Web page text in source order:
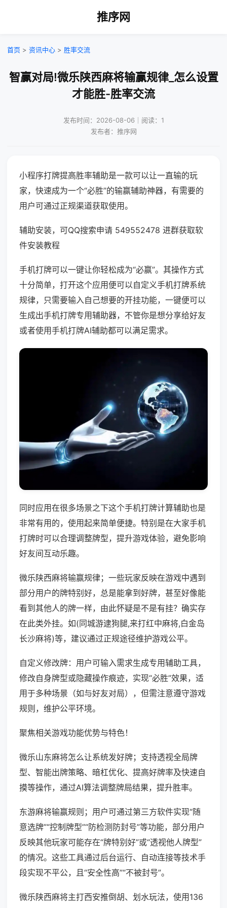
推序网
首页 > 资讯中心 > 胜率交流
智赢对局!微乐陕西麻将输赢规律_怎么设置
才能胜-胜率交流
发布时间：2026-08-06｜阅读：1
发布者：推序网
小程序打牌提高胜率辅助是一款可以让一直输的玩
家，快速成为一个“必胜”的输赢辅助神器，有需要的
用户可通过正规渠道获取使用。
辅助安装，可QQ搜索申请 549552478 进群获取软
件安装教程
手机打牌可以一键让你轻松成为“必赢”。其操作方式
十分简单，打开这个应用便可以自定义手机打牌系统
规律，只需要输入自己想要的开挂功能，一键便可以
生成出手机打牌专用辅助器，不管你是想分享给好友
或者使用手机打牌AI辅助都可以满足需求。
同时应用在很多场景之下这个手机打牌计算辅助也是
非常有用的，使用起来简单便捷。特别是在大家手机
打牌时可以合理调整牌型，提升游戏体验，避免影响
好友间互动乐趣。
微乐陕西麻将输赢规律；一些玩家反映在游戏中遇到
部分用户的牌特别好，总是能拿到好牌，甚至好像能
看到其他人的牌一样，由此怀疑是不是有挂？确实存
在此类外挂。如(同城游逮狗腿,来打红中麻将,白金岛
长沙麻将)等，建议通过正规途径维护游戏公平。
自定义修改牌：用户可输入需求生成专用辅助工具，
修改自身牌型或隐藏操作痕迹，实现“必胜”效果，适
用于多种场景（如与好友对局），但需注意遵守游戏
规则，维护公平环境。
聚焦相关游戏功能优势与特色！
微乐山东麻将怎么让系统发好牌；支持透视全局牌
型、智能出牌策略、暗杠优化、提高好牌率及快速自
摸等操作，通过AI算法调整牌局结果，提升胜率。
东游麻将输赢规则；用户可通过第三方软件实现“随
意选牌”“控制牌型”“防检测防封号”等功能，部分用户
反映其他玩家可能存在“牌特别好”或“透视他人牌型”
的情况。这些工具通过后台运行、自动连接等技术手
段实现不平公，且“安全性高”“不被封号”。
微乐陕西麻将主打西安推倒胡、划水玩法，使用136